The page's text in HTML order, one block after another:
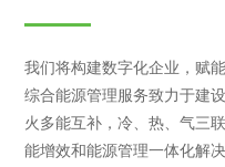
我们将构建数字化企业，赋
综合能源管理服务致力于建
火多能互补，冷、热、气三
能增效和能源管理一体化解